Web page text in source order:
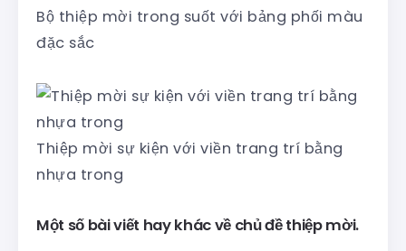
Bộ thiệp mời trong suốt với bảng phối màu
đặc sắc
Thiệp mời sự kiện với viền trang trí bằng
nhựa trong
Một số bài viết hay khác về chủ đề thiệp mời.